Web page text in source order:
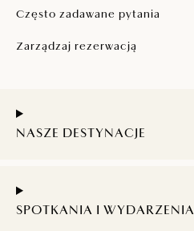
Często zadawane pytania
Zarządzaj rezerwacją
NASZE DESTYNACJE
SPOTKANIA I WYDARZENIA